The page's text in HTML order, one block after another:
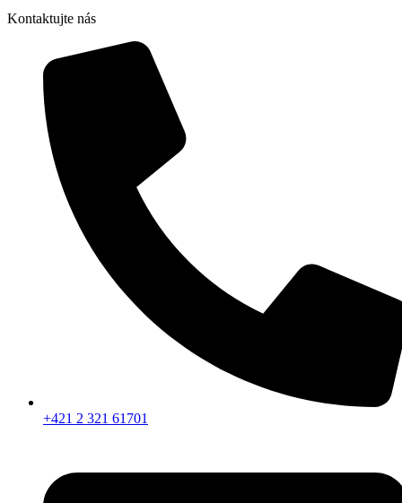
Kontaktujte nás
+421 2 321 61701